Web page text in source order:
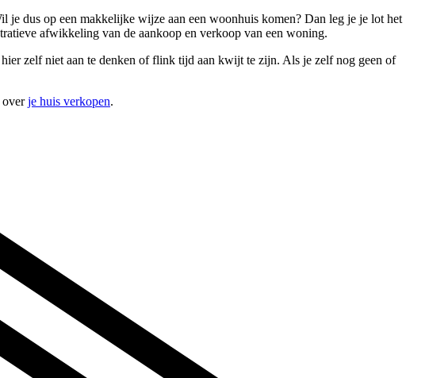
je dus op een makkelijke wijze aan een woonhuis komen? Dan leg je je lot het
afwikkeling van de aankoop en verkoop van een woning.
zelf niet aan te denken of flink tijd aan kwijt te zijn. Als je zelf nog geen of
overje huis verkopen.